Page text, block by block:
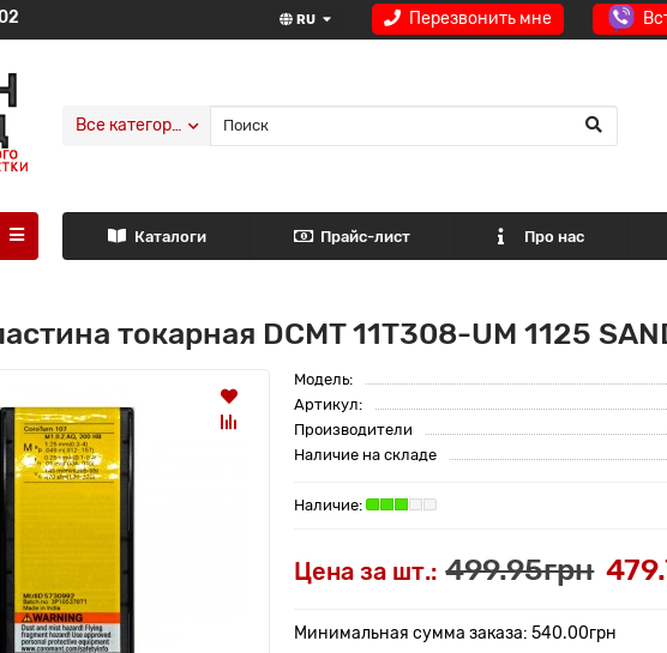
Перезвонить мне
RU
Все категории
Каталоги Прайс-лист Про нас
токарная DCMT 11T308-UM 1125
Модель:
Артикул:
Производители
Наличие на складе
Цена за шт.: 499.95грн
Минимальная сумма заказа: 540.00грн